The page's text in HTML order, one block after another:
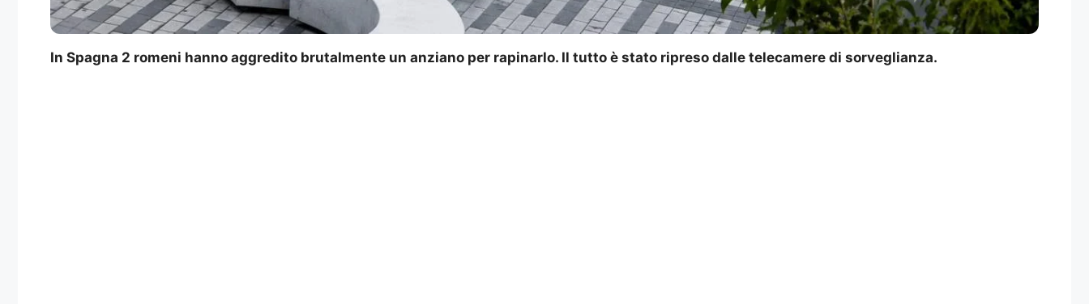
In Spagna 2 romeni hanno aggredito brutalmente un anziano per rapinarlo. Il tutto è stato ripreso dalle telecamere di sorveglianza.